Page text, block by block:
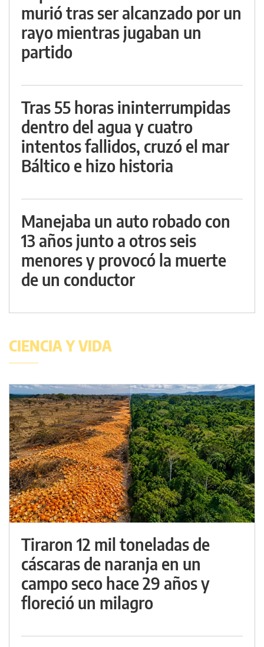
murió tras ser alcanzado por un
rayo mientras jugaban un
partido
Tras 55 horas ininterrumpidas
dentro del agua y cuatro
intentos fallidos, cruzó el mar
Báltico e hizo historia
Manejaba un auto robado con
13 años junto a otros seis
menores y provocó la muerte
de un conductor
CIENCIA Y VIDA
Tiraron 12 mil toneladas de
cáscaras de naranja en un
campo seco hace 29 años y
floreció un milagro